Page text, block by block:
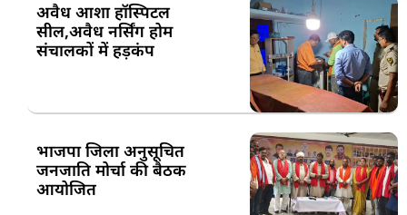
अवैध आशा हॉस्पिटल
सील,अवैध नर्सिंग होम
संचालकों में हड़कंप
भाजपा जिला अनुसूचित
जनजाति मोर्चा की बैठक
आयोजित